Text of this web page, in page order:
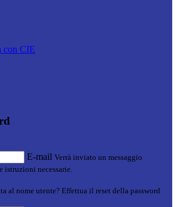
con CIE
E-mail Verrà inviato un messaggio
necessarie.
al nome utente? Effettua il reset della password